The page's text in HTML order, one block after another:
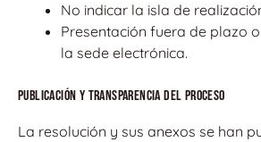
No indicar la isla de
Presentación fuera de plazo
la sede electrónica.
Publicación y transparencia del proceso
La resolución y sus anexos se han